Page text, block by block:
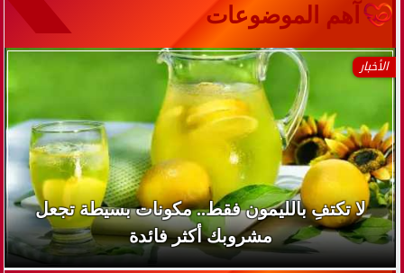
آهم الموضوعات
الأخبار
لا تكتفِ بالليمون فقط.. مكونات بسيطة تجعل
مشروبك أكثر فائدة